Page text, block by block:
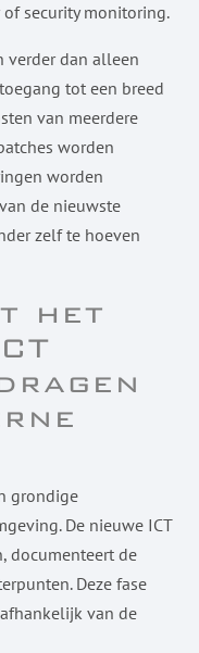
security monitoring.
verder dan alleen
tot een breed
van meerdere
worden
worden
de nieuwste
zelf te hoeven
het
grondige
De nieuwe ICT
documenteert de
Deze fase
van de